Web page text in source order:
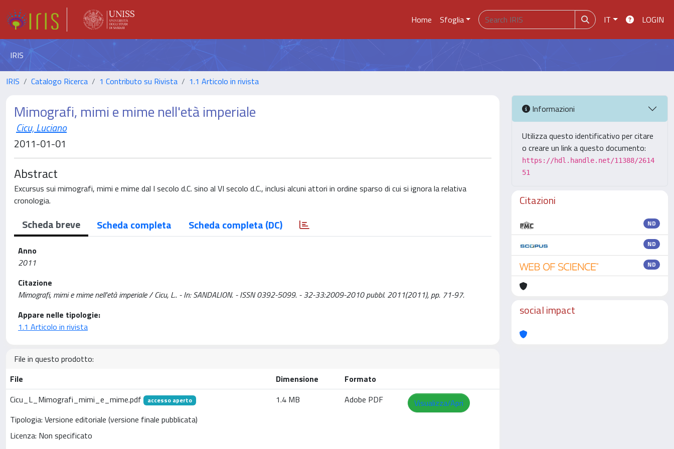
Home Sfoglia IT LOGIN
IRIS
IRIS Catalogo Ricerca 1 Contributo su Rivista 1.1 Articolo in rivista
Mimografi, mimi e mime nell'età imperiale
Cicu, Luciano
2011-01-01
Abstract
Excursus sui mimografi, mimi e mime dal I secolo d.C. sino al VI secolo d.C., inclusi alcuni attori in ordine sparso di cui si ignora la relativa
cronologia.
Scheda breve Scheda completa Scheda completa (DC)
Anno
2011
Citazione
Mimografi, mimi e mime nell'età imperiale / Cicu, L.. - In: SANDALION. - ISSN 0392-5099. - 32-33:2009-2010 pubbl. 2011(2011), pp. 71-97.
Appare nelle tipologie:
1.1 Articolo in rivista
File in questo prodotto:
File
Dimensione
Formato
Cicu_L_Mimografi_mimi_e_mime.pdf
accesso aperto
Tipologia: Versione editoriale (versione finale pubblicata)
Licenza: Non specificato
1.4 MB Adobe PDF Visualizza/Apri
Informazioni
Utilizza questo identificativo per citare
o creare un link a questo documento:
https://hdl.handle.net/11388/2614
51
Citazioni
ND
ND
ND
social impact